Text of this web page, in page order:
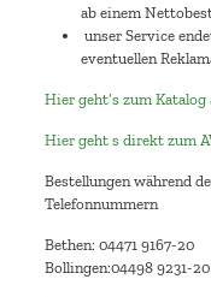
ab einem
unser Service
eventuellen
Hier geht’s zum Katalog
Hier geht s direkt zum
Bestellungen während
Telefonnummern
Bethen: 04471
Bollingen:04498 9231-20